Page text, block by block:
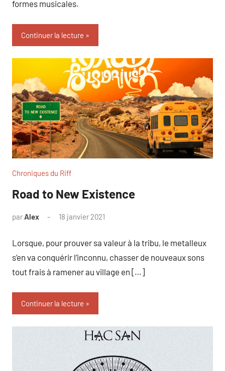
formes musicales.
Continuer la lecture
Chroniques du Riff
Road to New Existence
par Alex 18 janvier 2021
Lorsque, pour prouver sa valeur à la tribu, le metalleux
s’en va conquérir l’inconnu, chasser de nouveaux sons
tout frais à ramener au village en […]
Continuer la lecture